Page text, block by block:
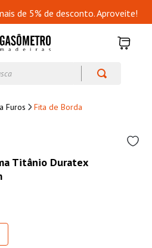
de 5% de desconto. Aproveite!
Furos Fita de Borda
Titânio Duratex